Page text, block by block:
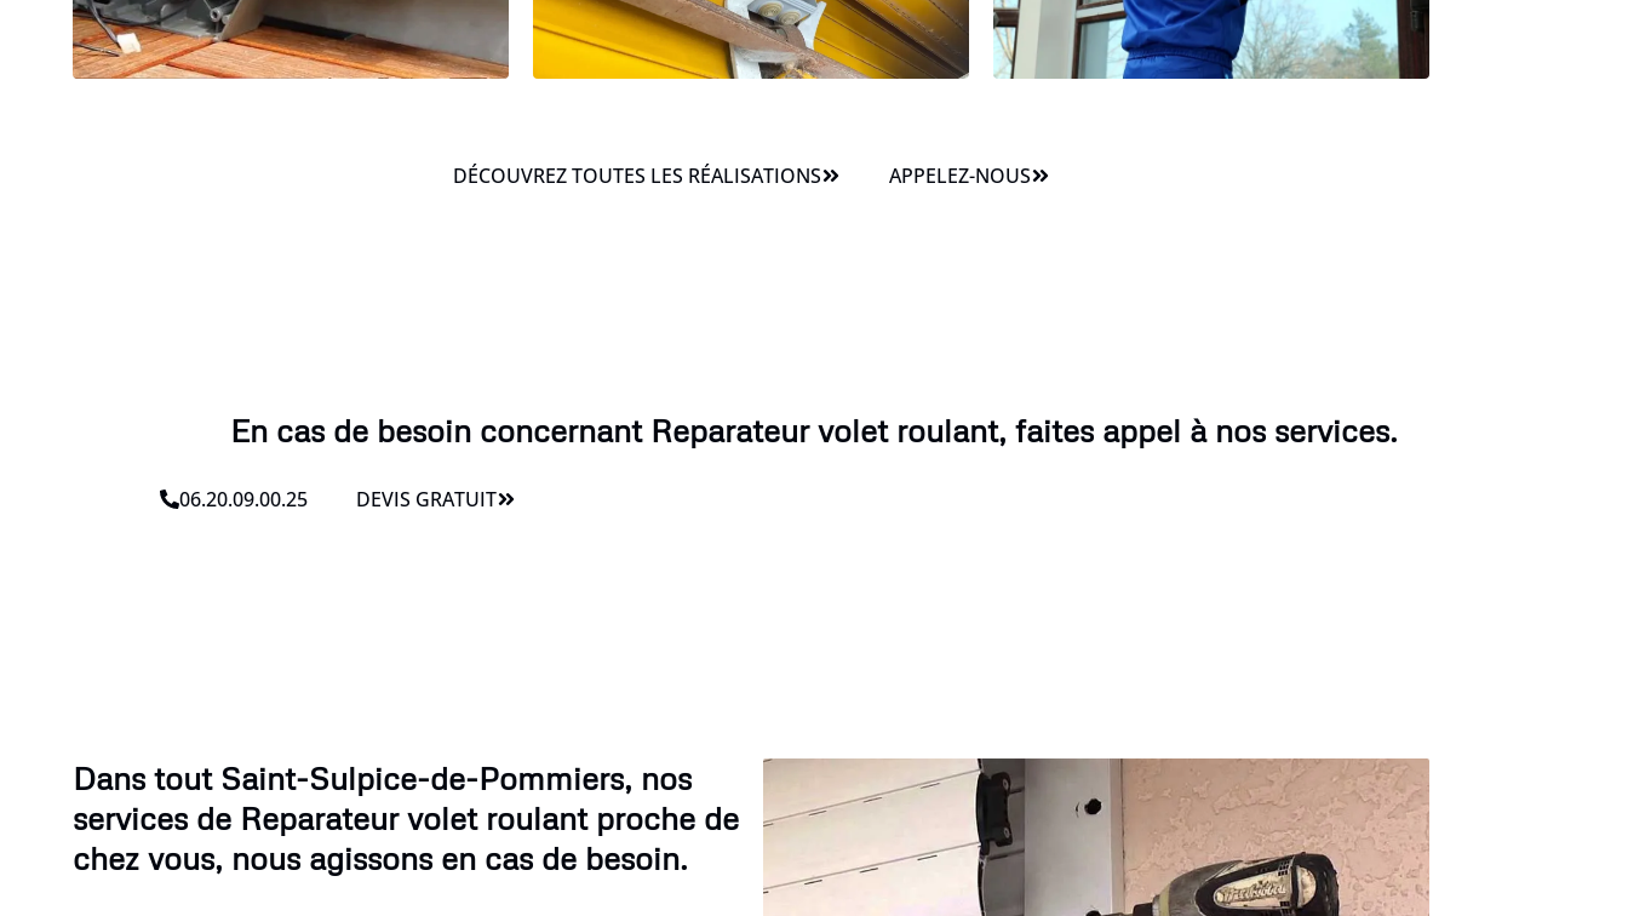
DÉCOUVREZ TOUTES LES RÉALISATIONS APPELEZ-NOUS
En cas de besoin concernant Reparateur volet roulant, faites appel à nos services.
06.20.09.00.25 DEVIS GRATUIT
Dans tout Saint-Sulpice-de-Pommiers, nos
services de Reparateur volet roulant proche de
chez vous, nous agissons en cas de besoin.